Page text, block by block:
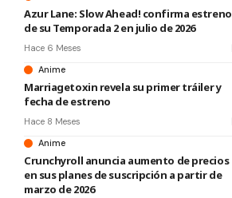
Azur Lane: Slow Ahead! confirma estreno
de su Temporada 2 en julio de 2026
Hace 6 Meses
Anime
Marriagetoxin revela su primer tráiler y
fecha de estreno
Hace 8 Meses
Anime
Crunchyroll anuncia aumento de precios
en sus planes de suscripción a partir de
marzo de 2026